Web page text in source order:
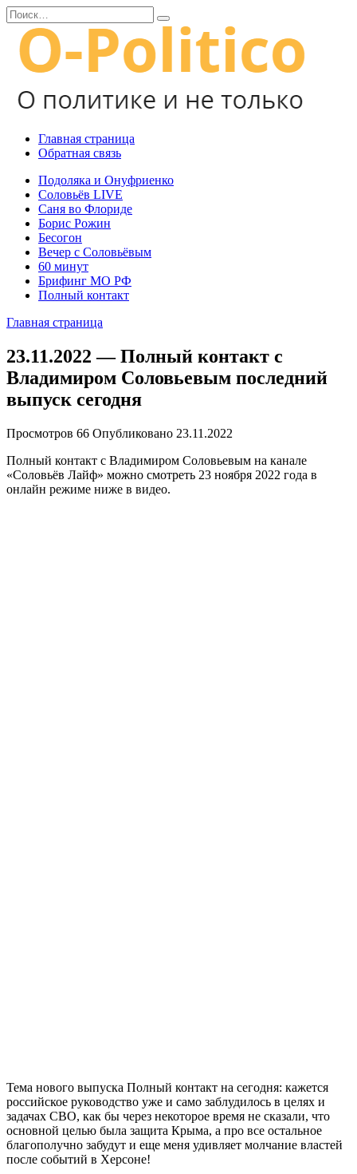
Перейти
к
содержанию
Search
for:
Главная страница
Обратная связь
Подоляка и Онуфриенко
Соловьёв LIVE
Саня во Флориде
Борис Рожин
Бесогон
Вечер с Соловьёвым
60 минут
Брифинг МО РФ
Полный контакт
Главная страница
23.11.2022 — Полный контакт с
Владимиром Соловьевым последний
выпуск сегодня
Просмотров 66 Опубликовано 23.11.2022
Полный контакт с Владимиром Соловьевым на канале
«Соловьёв Лайф» можно смотреть 23 ноября 2022 года в
онлайн режиме ниже в видео.
Тема нового выпуска Полный контакт на сегодня: кажется
российское руководство уже и само заблудилось в целях и
задачах СВО, как бы через некоторое время не сказали, что
основной целью была защита Крыма, а про все остальное
благополучно забудут и еще меня удивляет молчание властей
после событий в Херсоне!